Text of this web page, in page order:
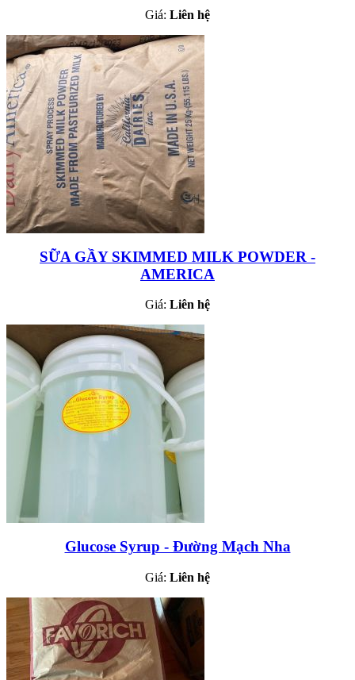
Giá: Liên hệ
SỮA GẦY SKIMMED MILK POWDER -
AMERICA
Giá: Liên hệ
Glucose Syrup - Đường Mạch Nha
Giá: Liên hệ